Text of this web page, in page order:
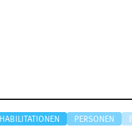
HABILITATIONEN PERSONEN